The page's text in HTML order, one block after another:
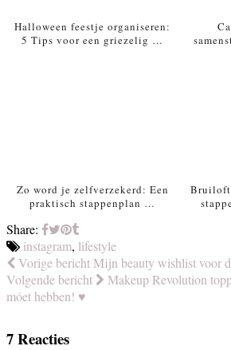
Halloween feestje organiseren:
5 Tips voor een griezelig …
Zo word je zelfverzekerd: Een
praktisch stappenplan …
Bruiloft
Share:
instagram, lifestyle
Vorige bericht Mijn beauty wishlist voor
Volgende bericht
Makeup Revolution
móet hebben! ♥
7 Reacties